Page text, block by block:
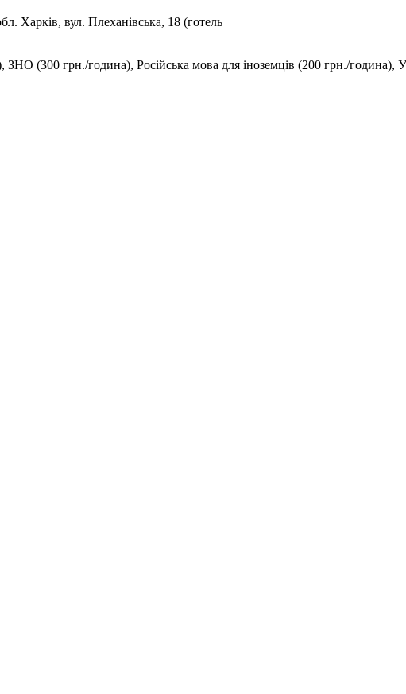
Харків, вул. Плеханівська, 18 (готель
(300 грн./година), Російська мова для іноземців (200 грн./година),